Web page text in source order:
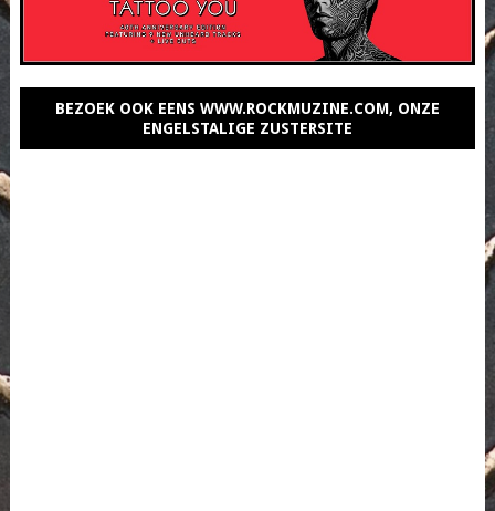
BEZOEK OOK EENS WWW.ROCKMUZINE.COM, ONZE
ENGELSTALIGE ZUSTERSITE